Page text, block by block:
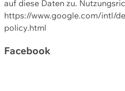
auf diese Daten zu.
https://www.google.com/intl/
policy.html
Facebook